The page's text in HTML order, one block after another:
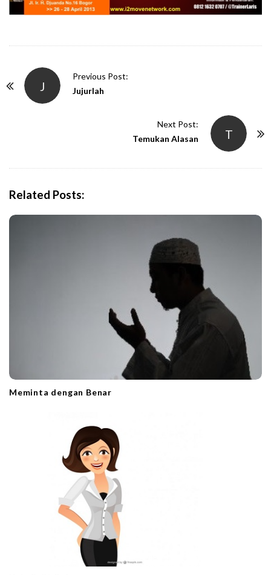
J
Previous Post:
Jujurlah
T
Next Post:
Temukan Alasan
Related Posts:
Meminta dengan Benar